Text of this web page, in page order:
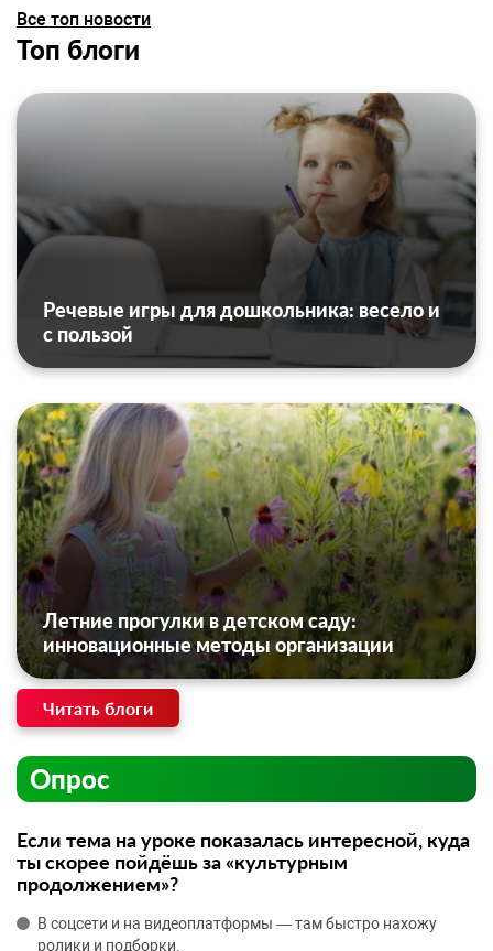
Все топ новости
Топ блоги
Речевые игры для дошкольника: весело и
с пользой
Летние прогулки в детском саду:
инновационные методы организации
Читать блоги
Опрос
Если тема на уроке показалась интересной, куда
ты скорее пойдёшь за «культурным
продолжением»?
В соцсети и на видеоплатформы — там быстро нахожу
ролики и подборки.